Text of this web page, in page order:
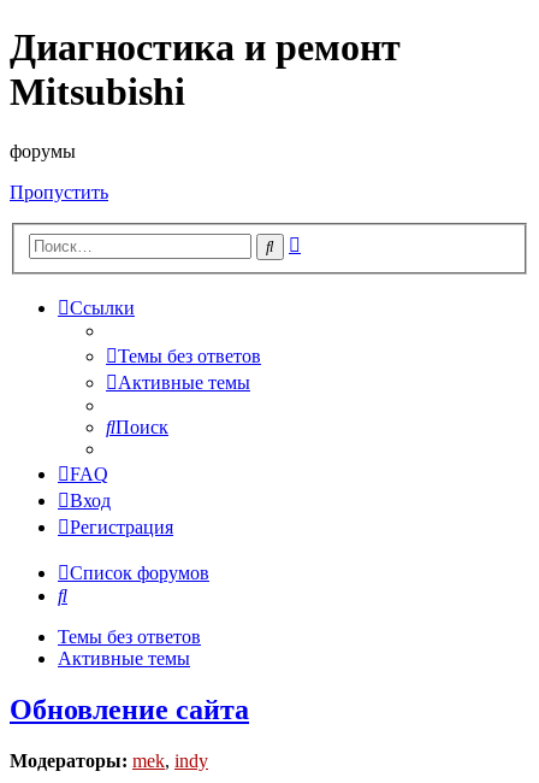
Диагностика и ремонт
Mitsubishi
форумы
Пропустить
Поиск
Ссылки
Темы без ответов
Активные темы
Поиск
FAQ
Вход
Регистрация
Список форумов
Поиск
Темы без ответов
Активные темы
Обновление сайта
Модераторы: mek, indy